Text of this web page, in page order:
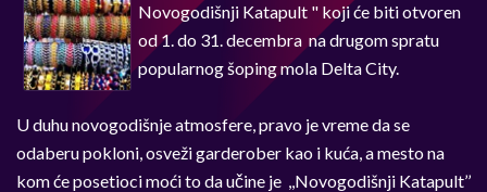
Novogodišnji Katapult " koji će biti otvoren
od 1. do 31. decembra na drugom spratu
popularnog šoping mola Delta City.
U duhu novogodišnje atmosfere, pravo je vreme da se
odaberu pokloni, osveži garderober kao i kuća, a mesto na
kom će posetioci moći to da učine je ,,Novogodišnji Katapult’’